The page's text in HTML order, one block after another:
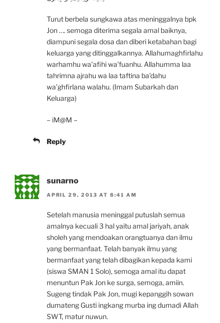
Turut berbela sungkawa atas meninggalnya bpk
Jon …. semoga diterima segala amal baiknya,
diampuni segala dosa dan diberi ketabahan bagi
keluarga yang ditinggalkannya. Allahumaghfirlahu
warhamhu wa’afihi wa’fuanhu. Allahumma laa
tahrimna ajrahu wa laa taftina ba’dahu
wa’ghfirlana walahu. (Imam Subarkah dan
Keluarga)
– iM@M –
Reply
sunarno
APRIL 29, 2013 AT 8:41 AM
Setelah manusia meninggal putuslah semua
amalnya kecuali 3 hal yaitu amal jariyah, anak
sholeh yang mendoakan orangtuanya dan ilmu
yang bermanfaat. Telah banyak ilmu yang
bermanfaat yang telah dibagikan kepada kami
(siswa SMAN 1 Solo), semoga amal itu dapat
menuntun Pak Jon ke surga, semoga, amiin.
Sugeng tindak Pak Jon, mugi kepanggih sowan
dumateng Gusti ingkang murba ing dumadi Allah
SWT, matur nuwun.